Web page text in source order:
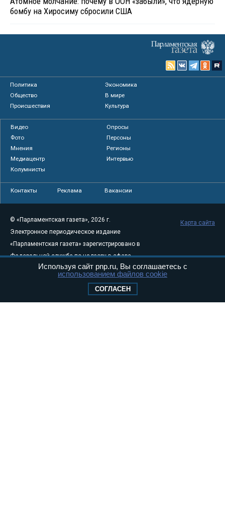
бомбу на Хиросиму сбросили США
Политика
Экономика
Общество
В мире
Происшествия
Культура
Видео
Опросы
Фото
Персоны
Мнения
Регионы
Медиацентр
Интервью
Колумнисты
Контакты Реклама Вакансии
© «Парламентская газета», 2026 г.
Электронное периодическое издание
«Парламентская газета» зарегистрировано в
Федеральной службе по надзору в сфере
связи, информационных технологий и
массовых коммуникаций (Роскомнадзор) 05
Свидетельство о регистрации Эл № ФС77-
Карта сайта
Используя сайт pnp.ru, Вы соглашаетесь с
использованием файлов cookie
СОГЛАСЕН